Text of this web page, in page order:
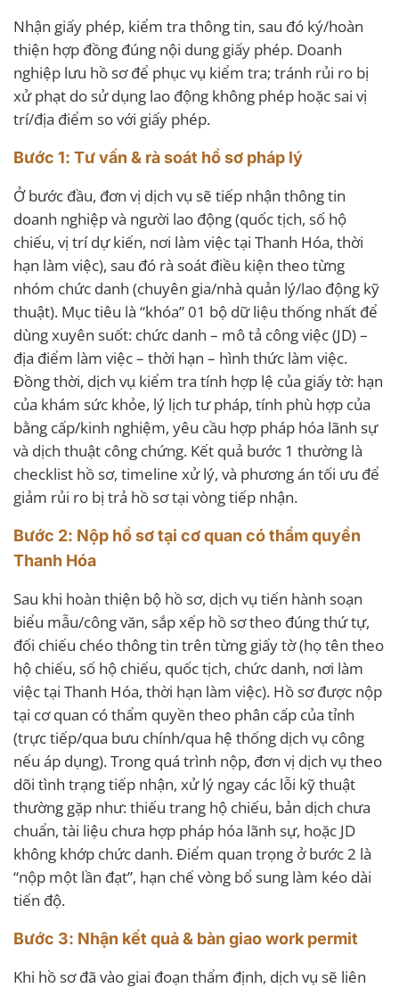
Nhận giấy phép, kiểm tra thông tin, sau đó ký/hoàn
thiện hợp đồng đúng nội dung giấy phép. Doanh
nghiệp lưu hồ sơ để phục vụ kiểm tra; tránh rủi ro bị
xử phạt do sử dụng lao động không phép hoặc sai vị
trí/địa điểm so với giấy phép.
Bước 1: Tư vấn & rà soát hồ sơ pháp lý
Ở bước đầu, đơn vị dịch vụ sẽ tiếp nhận thông tin
doanh nghiệp và người lao động (quốc tịch, số hộ
chiếu, vị trí dự kiến, nơi làm việc tại Thanh Hóa, thời
hạn làm việc), sau đó rà soát điều kiện theo từng
nhóm chức danh (chuyên gia/nhà quản lý/lao động kỹ
thuật). Mục tiêu là “khóa” 01 bộ dữ liệu thống nhất để
dùng xuyên suốt: chức danh – mô tả công việc (JD) –
địa điểm làm việc – thời hạn – hình thức làm việc.
Đồng thời, dịch vụ kiểm tra tính hợp lệ của giấy tờ: hạn
của khám sức khỏe, lý lịch tư pháp, tính phù hợp của
bằng cấp/kinh nghiệm, yêu cầu hợp pháp hóa lãnh sự
và dịch thuật công chứng. Kết quả bước 1 thường là
checklist hồ sơ, timeline xử lý, và phương án tối ưu để
giảm rủi ro bị trả hồ sơ tại vòng tiếp nhận.
Bước 2: Nộp hồ sơ tại cơ quan có thẩm quyền
Thanh Hóa
Sau khi hoàn thiện bộ hồ sơ, dịch vụ tiến hành soạn
biểu mẫu/công văn, sắp xếp hồ sơ theo đúng thứ tự,
đối chiếu chéo thông tin trên từng giấy tờ (họ tên theo
hộ chiếu, số hộ chiếu, quốc tịch, chức danh, nơi làm
việc tại Thanh Hóa, thời hạn làm việc). Hồ sơ được nộp
tại cơ quan có thẩm quyền theo phân cấp của tỉnh
(trực tiếp/qua bưu chính/qua hệ thống dịch vụ công
nếu áp dụng). Trong quá trình nộp, đơn vị dịch vụ theo
dõi tình trạng tiếp nhận, xử lý ngay các lỗi kỹ thuật
thường gặp như: thiếu trang hộ chiếu, bản dịch chưa
chuẩn, tài liệu chưa hợp pháp hóa lãnh sự, hoặc JD
không khớp chức danh. Điểm quan trọng ở bước 2 là
“nộp một lần đạt”, hạn chế vòng bổ sung làm kéo dài
tiến độ.
Bước 3: Nhận kết quả & bàn giao work permit
Khi hồ sơ đã vào giai đoạn thẩm định, dịch vụ sẽ liên